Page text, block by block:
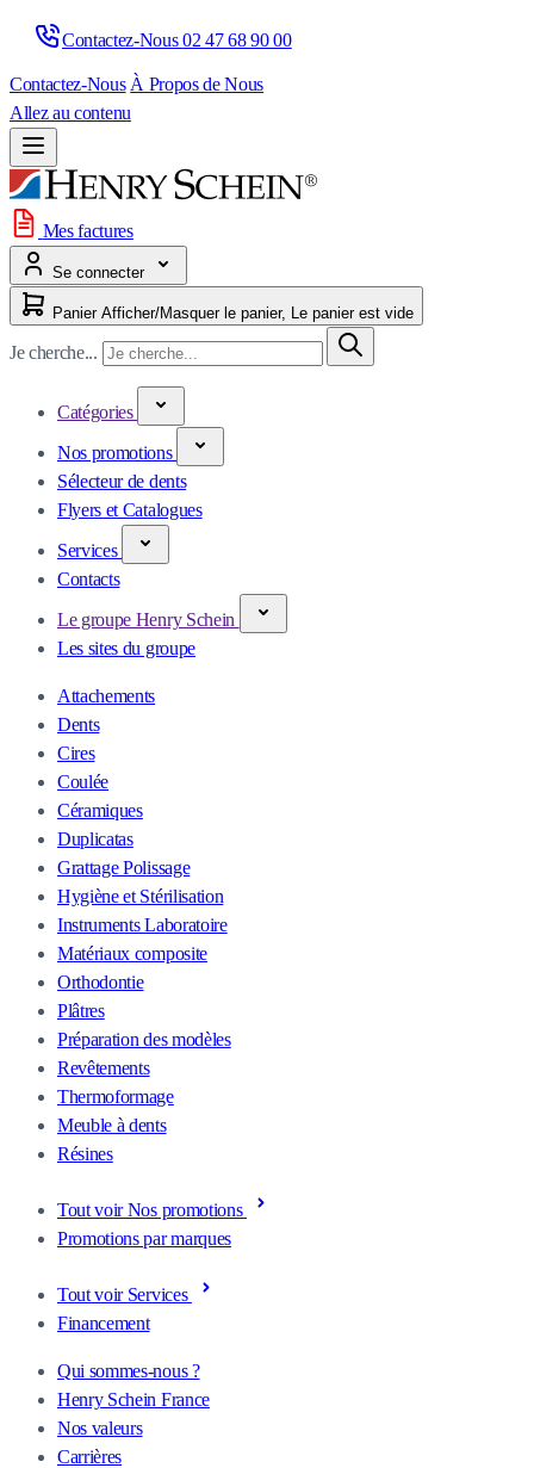
Contactez-Nous 02 47 68 90 00
Contactez-Nous À Propos de Nous
Allez au contenu
Mes factures
Se connecter
Panier Afficher/Masquer le panier, Le panier est vide
Je cherche...
Catégories
Nos promotions
Sélecteur de dents
Flyers et Catalogues
Services
Contacts
Le groupe Henry Schein
Les sites du groupe
Attachements
Dents
Cires
Coulée
Céramiques
Duplicatas
Grattage Polissage
Hygiène et Stérilisation
Instruments Laboratoire
Matériaux composite
Orthodontie
Plâtres
Préparation des modèles
Revêtements
Thermoformage
Meuble à dents
Résines
Tout voir Nos promotions
Promotions par marques
Tout voir Services
Financement
Qui sommes-nous ?
Henry Schein France
Nos valeurs
Carrières